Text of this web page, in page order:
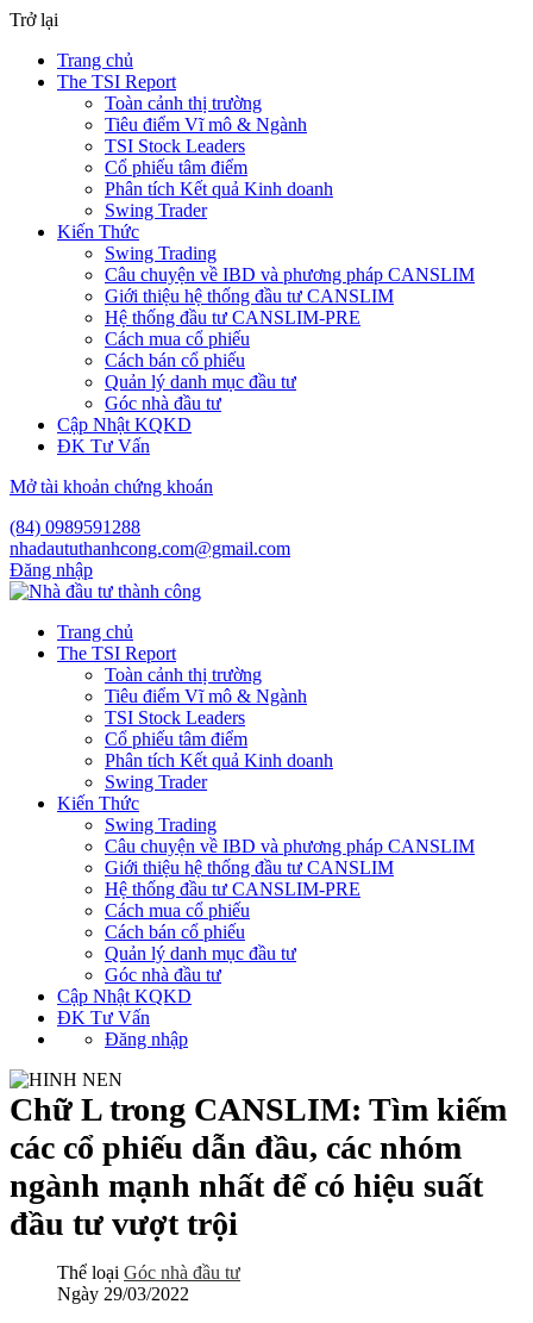
Trở lại
Trang chủ
The TSI Report
Toàn cảnh thị trường
Tiêu điểm Vĩ mô & Ngành
TSI Stock Leaders
Cổ phiếu tâm điểm
Phân tích Kết quả Kinh doanh
Swing Trader
Kiến Thức
Swing Trading
Câu chuyện về IBD và phương pháp CANSLIM
Giới thiệu hệ thống đầu tư CANSLIM
Hệ thống đầu tư CANSLIM-PRE
Cách mua cổ phiếu
Cách bán cổ phiếu
Quản lý danh mục đầu tư
Góc nhà đầu tư
Cập Nhật KQKD
ĐK Tư Vấn
Mở tài khoản chứng khoán
(84) 0989591288
nhadaututhanhcong.com@gmail.com
Đăng nhập
Trang chủ
The TSI Report
Toàn cảnh thị trường
Tiêu điểm Vĩ mô & Ngành
TSI Stock Leaders
Cổ phiếu tâm điểm
Phân tích Kết quả Kinh doanh
Swing Trader
Kiến Thức
Swing Trading
Câu chuyện về IBD và phương pháp CANSLIM
Giới thiệu hệ thống đầu tư CANSLIM
Hệ thống đầu tư CANSLIM-PRE
Cách mua cổ phiếu
Cách bán cổ phiếu
Quản lý danh mục đầu tư
Góc nhà đầu tư
Cập Nhật KQKD
ĐK Tư Vấn
Đăng nhập
Chữ L trong CANSLIM: Tìm kiếm
các cổ phiếu dẫn đầu, các nhóm
ngành mạnh nhất để có hiệu suất
đầu tư vượt trội
Thể loại Góc nhà đầu tư
Ngày 29/03/2022